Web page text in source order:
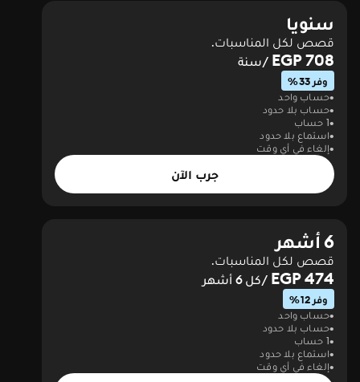
سنويا
قصص لكل المناسبات.
708 EGP /سنة
وفر 33%
حساب واحد
حساب بلا حدود
1 حساب
استماع بلا حدود
إلغاء في أي وقت
جرب الآن
6 أشهر
قصص لكل المناسبات.
474 EGP /كل 6 أشهر
وفر 12%
حساب واحد
حساب بلا حدود
1 حساب
استماع بلا حدود
إلغاء في أي وقت